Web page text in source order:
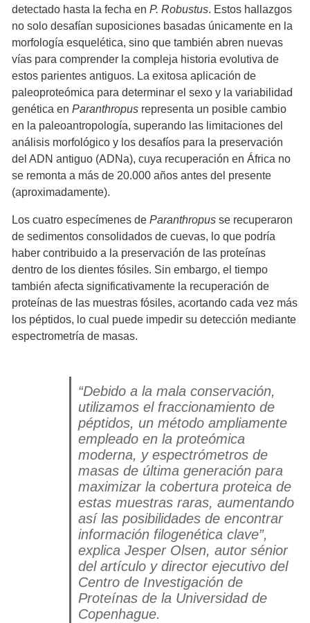
detectado hasta la fecha en P. Robustus. Estos hallazgos
no solo desafían suposiciones basadas únicamente en la
morfología esquelética, sino que también abren nuevas
vías para comprender la compleja historia evolutiva de
estos parientes antiguos. La exitosa aplicación de
paleoproteómica para determinar el sexo y la variabilidad
genética en Paranthropus representa un posible cambio
en la paleoantropología, superando las limitaciones del
análisis morfológico y los desafíos para la preservación
del ADN antiguo (ADNa), cuya recuperación en África no
se remonta a más de 20.000 años antes del presente
(aproximadamente).
Los cuatro especímenes de Paranthropus se recuperaron
de sedimentos consolidados de cuevas, lo que podría
haber contribuido a la preservación de las proteínas
dentro de los dientes fósiles. Sin embargo, el tiempo
también afecta significativamente la recuperación de
proteínas de las muestras fósiles, acortando cada vez más
los péptidos, lo cual puede impedir su detección mediante
espectrometría de masas.
“Debido a la mala conservación,
utilizamos el fraccionamiento de
péptidos, un método ampliamente
empleado en la proteómica
moderna, y espectrómetros de
masas de última generación para
maximizar la cobertura proteica de
estas muestras raras, aumentando
así las posibilidades de encontrar
información filogenética clave”,
explica Jesper Olsen, autor sénior
del artículo y director ejecutivo del
Centro de Investigación de
Proteínas de la Universidad de
Copenhague.